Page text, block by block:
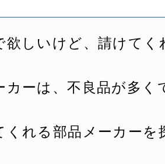
しいけど、請けてく
ーは、不良品が多く
れる部品メーカーを